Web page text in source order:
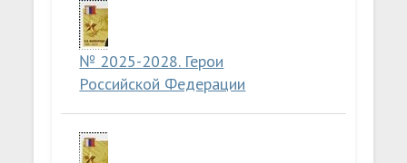
№ 2025-2028. Герои
Российской Федерации